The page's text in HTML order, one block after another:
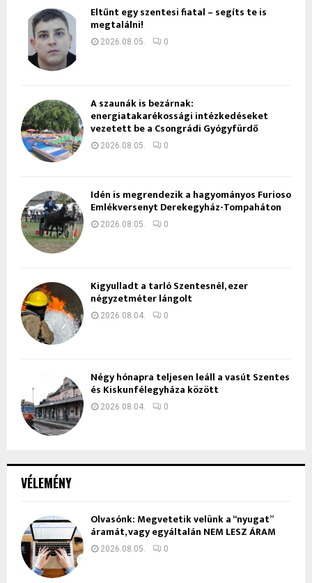
VÉLEMÉNY
Olvasónk: Megvetetik velünk a “nyugat”
áramát, vagy egyáltalán NEM LESZ ÁRAM
2026.08.05. 0
Eltűnt egy szentesi fiatal – segíts te is
megtalálni!
2026.08.05. 0
A szaunák is bezárnak:
energiatakarékossági intézkedéseket
vezetett be a Csongrádi Gyógyfürdő
2026.08.05. 0
Idén is megrendezik a hagyományos Furioso
Emlékversenyt Derekegyház-Tompaháton
2026.08.05. 0
Kigyulladt a tarló Szentesnél, ezer
négyzetméter lángolt
2026.08.04. 0
Négy hónapra teljesen leáll a vasút Szentes
és Kiskunfélegyháza között
2026.08.04. 0